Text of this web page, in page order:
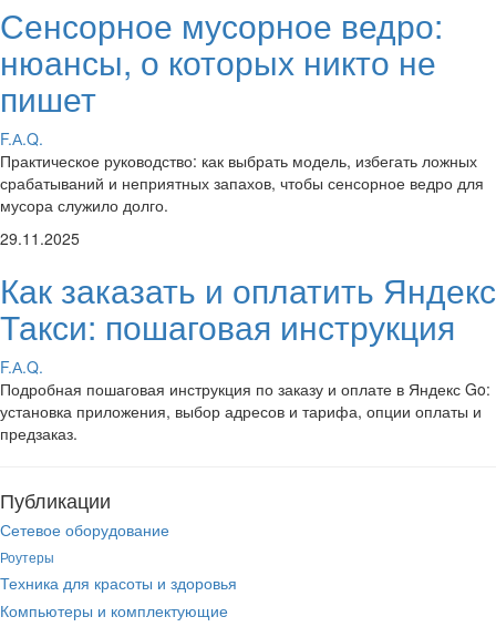
Сенсорное мусорное ведро:
нюансы, о которых никто не
пишет
F.А.Q.
Практическое руководство: как выбрать модель, избегать ложных
срабатываний и неприятных запахов, чтобы сенсорное ведро для
мусора служило долго.
29.11.2025
Как заказать и оплатить Яндекс
Такси: пошаговая инструкция
F.А.Q.
Подробная пошаговая инструкция по заказу и оплате в Яндекс Go:
установка приложения, выбор адресов и тарифа, опции оплаты и
предзаказ.
Публикации
Сетевое оборудование
Роутеры
Техника для красоты и здоровья
Компьютеры и комплектующие